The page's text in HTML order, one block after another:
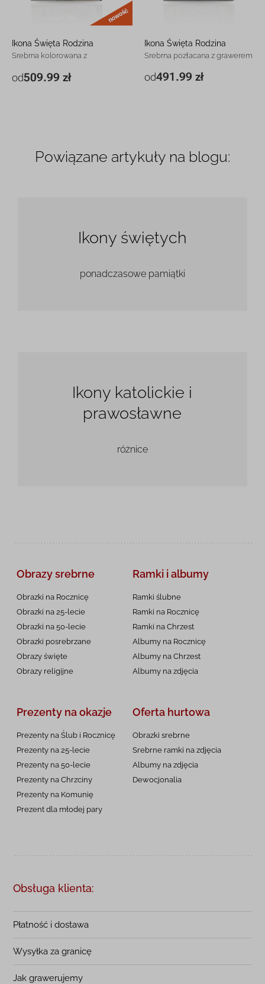
Ikona Święta Rodzina
Srebrna kolorowana z
od509.99 zł
12 x 16 cm
Ikona Święta Rodzina
Srebrna pozłacana z grawerem
od491.99 zł
12 x 16 cm
Powiązane artykuły na blogu:
Ikony świętych
ponadczasowe pamiątki
Ikony katolickie i
prawosławne
różnice
Obrazy srebrne
Obrazki na Rocznicę
Obrazki na 25-lecie
Obrazki na 50-lecie
Obrazki posrebrzane
Obrazy święte
Obrazy religijne
Ramki i albumy
Ramki ślubne
Ramki na Rocznicę
Ramki na Chrzest
Albumy na Rocznicę
Albumy na Chrzest
Albumy na zdjęcia
Prezenty na okazje
Prezenty na Ślub i Rocznicę
Prezenty na 25-lecie
Prezenty na 50-lecie
Prezenty na Chrzciny
Prezenty na Komunię
Prezent dla młodej pary
Oferta hurtowa
Obrazki srebrne
Srebrne ramki na zdjęcia
Albumy na zdjęcia
Dewocjonalia
Obsługa klienta:
Płatność i dostawa
Wysyłka za granicę
Jak grawerujemy